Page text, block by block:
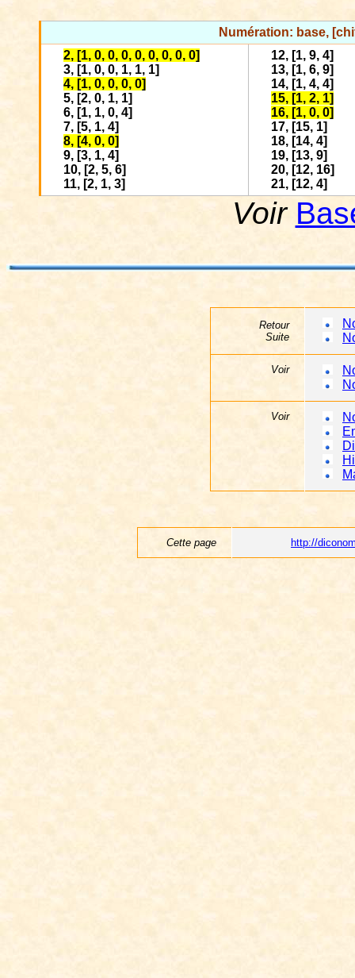
Numération: base,
2, [1, 0, 0, 0, 0, 0, 0, 0, 0]
3, [1, 0, 0, 1, 1, 1]
4, [1, 0, 0, 0, 0]
5, [2, 0, 1, 1]
6, [1, 1, 0, 4]
7, [5, 1, 4]
8, [4, 0, 0]
9, [3, 1, 4]
10, [2, 5, 6]
11, [2, 1, 3]
12, [1, 9, 4]
13, [1, 6, 9]
14, [1, 4, 4]
15, [1, 2, 1]
16, [1, 0, 0]
17, [15, 1]
18, [14, 4]
19, [13, 9]
20, [12, 16]
21, [12, 4]
Voir
Retour
Suite
Voir
Voir
Cette page http://